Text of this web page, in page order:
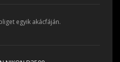
egyik akácfáján.